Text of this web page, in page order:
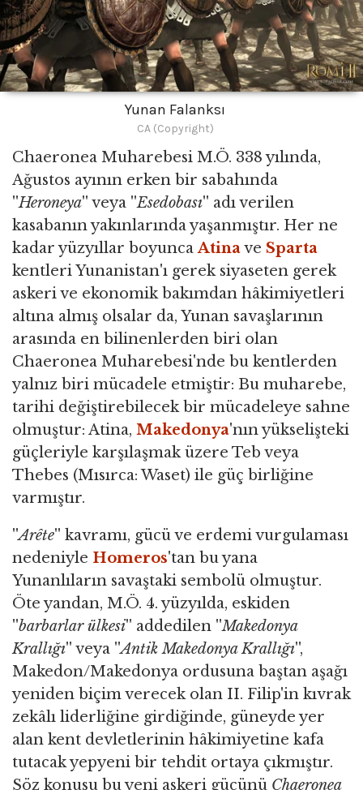
Yunan Falanksı
CA (Copyright)
Chaeronea Muharebesi M.Ö. 338 yılında,
Ağustos ayının erken bir sabahında
''Heroneya'' veya ''Esedobası'' adı verilen
kasabanın yakınlarında yaşanmıştır. Her ne
kadar yüzyıllar boyuncaAtinave Sparta
kentleri Yunanistan'ı gerek siyaseten gerek
askeri ve ekonomik bakımdan hâkimiyetleri
altına almış olsalar da, Yunan savaşlarının
arasında en bilinenlerden biri olan
Chaeronea Muharebesi'nde bu kentlerden
yalnız biri mücadele etmiştir: Bu muharebe,
tarihi değiştirebilecek bir mücadeleye sahne
olmuştur: Atina, Makedonya'nın yükselişteki
güçleriyle karşılaşmak üzere Teb veya
Thebes (Mısırca: Waset) ile güç birliğine
varmıştır.
''Arête'' kavramı, gücü ve erdemi vurgulaması
nedeniyle Homeros'tan bu yana
Yunanlıların savaştaki sembolü olmuştur.
Öte yandan, M.Ö. 4. yüzyılda, eskiden
''barbarlar ülkesi'' addedilen ''Makedonya
Krallığı'' veya ''Antik Makedonya Krallığı'',
Makedon/Makedonya ordusuna baştan aşağı
yeniden biçim verecek olan II. Filip'in kıvrak
zekâlı liderliğine girdiğinde, güneyde yer
alan kent devletlerinin hâkimiyetine kafa
tutacak yepyeni bir tehdit ortaya çıkmıştır.
Söz konusu bu yeni askeri gücünü Chaeronea